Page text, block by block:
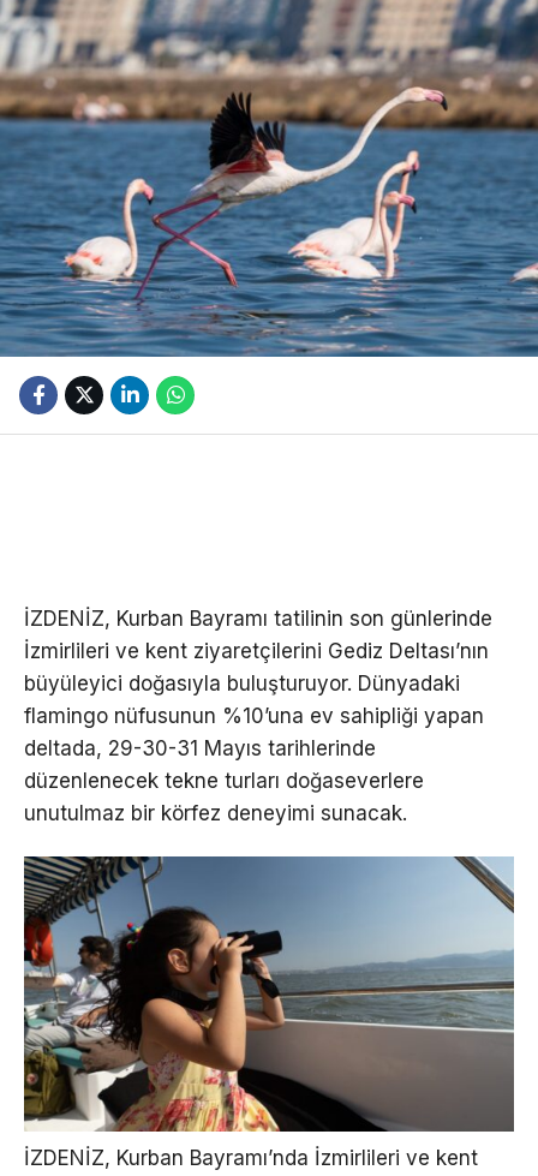
İZDENİZ, Kurban Bayramı tatilinin son günlerinde
İzmirlileri ve kent ziyaretçilerini Gediz Deltası’nın
büyüleyici doğasıyla buluşturuyor. Dünyadaki
flamingo nüfusunun %10’una ev sahipliği yapan
deltada, 29-30-31 Mayıs tarihlerinde
düzenlenecek tekne turları doğaseverlere
unutulmaz bir körfez deneyimi sunacak.
İZDENİZ, Kurban Bayramı’nda İzmirlileri ve kent